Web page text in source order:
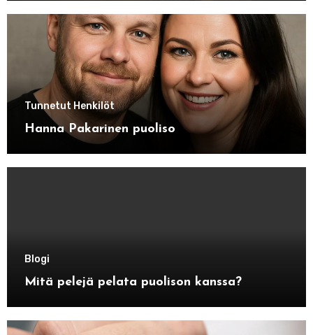
Tunnetut Henkilöt
Hanna Pakarinen puoliso
Blogi
Mitä pelejä pelata puolison kanssa?